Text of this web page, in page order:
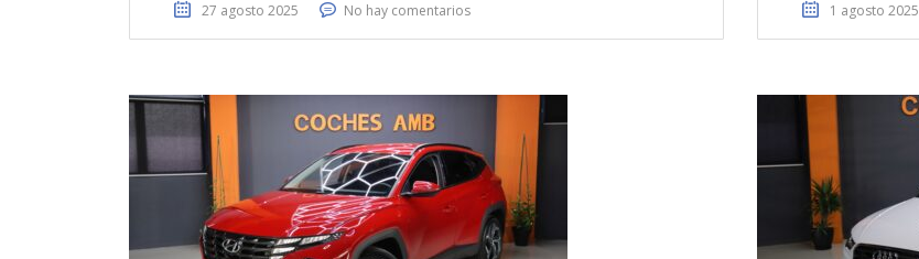
27 agosto 2025 No hay comentarios 1 agosto 2025